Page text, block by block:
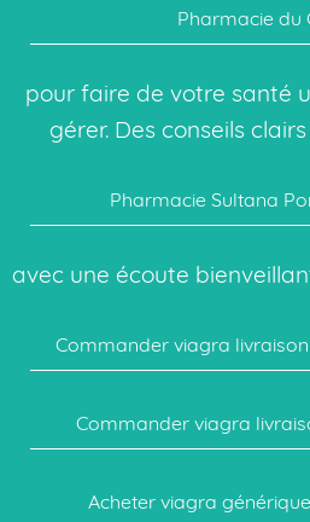
Pharmacie du
pour faire de votre santé
gérer. Des conseils
Pharmacie Sultana
avec une écoute
Commander viagra
Commander viagra
Acheter viagra